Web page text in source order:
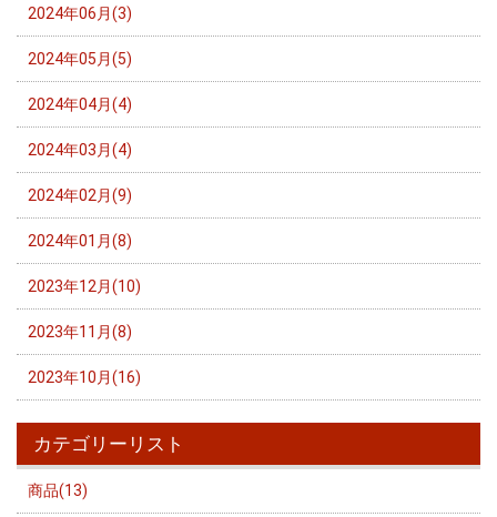
2024年06月(3)
2024年05月(5)
2024年04月(4)
2024年03月(4)
2024年02月(9)
2024年01月(8)
2023年12月(10)
2023年11月(8)
2023年10月(16)
カテゴリーリスト
商品(13)